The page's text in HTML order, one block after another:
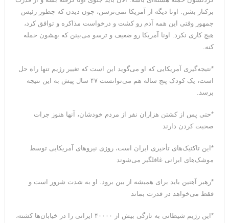
می‌دهیم
برکنار بشن. اونا دیگه از آمریکا نمی‌ترسن، چون دیدن که چطور رئیس
جمهور وقتی این همه آدم رو کشت و درخواست مذاکره و توافق کرد،
هیچ کاری نکرد. اونا آمریکا رو ضعیف و ترسو می‌بینن که بهشون حمله
کنه.
*نتیجه‌گیری آمریکایی که او می‌گوید این است که تغییر رژیم تنها راه حل
است، یک کودک پنج ساله هم می‌توانست ۴۷ سال پیش به این نتیجه
برسد.
*حتی پس از کشتن هزاران نفر از مردم خودشان، آنها هنوز جرات
صحبت کردن دارند
*این تاکتیک‌های تأخیری ایران است، روزی نیروهای آمریکایی توسط
موشک‌های ایرانی غافلگیر می‌شوند
*رهبر آهنین باید برای همیشه از بین برود. او به شدت شرور است و
فقط می‌خواهد در قدرت بماند
*این رژیم شیطانی به تازگی بیش از ۴۰۰۰۰ ایرانی را در خیابان‌ها کشته،